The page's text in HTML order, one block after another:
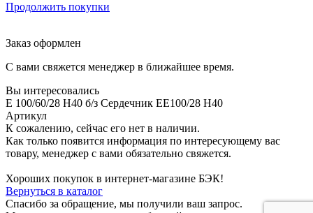
Продолжить покупки
Заказ оформлен
С вами свяжется менеджер в ближайшее время.
Вы интересовались
E 100/60/28 H40 б/з Сердечник EE100/28 H40
Артикул
К сожалению, сейчас его нет в наличии.
Как только появится информация по интересующему вас
товару, менеджер с вами обязательно свяжется.
Хороших покупок в интернет-магазине БЭК!
Вернуться в каталог
Спасибо за обращение, мы получили ваш запрос.